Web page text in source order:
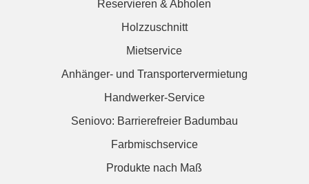
Reservieren & Abholen
Holzzuschnitt
Mietservice
Anhänger- und Transportervermietung
Handwerker-Service
Seniovo: Barrierefreier Badumbau
Farbmischservice
Produkte nach Maß